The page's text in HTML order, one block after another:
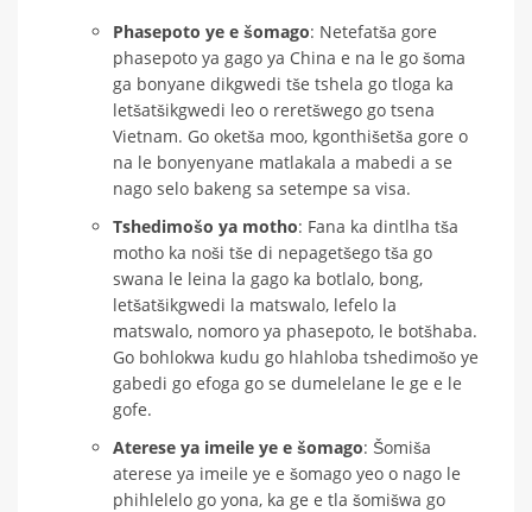
Phasepoto ye e šomago: Netefatša gore
phasepoto ya gago ya China e na le go šoma
ga bonyane dikgwedi tše tshela go tloga ka
letšatšikgwedi leo o reretšwego go tsena
Vietnam. Go oketša moo, kgonthišetša gore o
na le bonyenyane matlakala a mabedi a se
nago selo bakeng sa setempe sa visa.
Tshedimošo ya motho: Fana ka dintlha tša
motho ka noši tše di nepagetšego tša go
swana le leina la gago ka botlalo, bong,
letšatšikgwedi la matswalo, lefelo la
matswalo, nomoro ya phasepoto, le botšhaba.
Go bohlokwa kudu go hlahloba tshedimošo ye
gabedi go efoga go se dumelelane le ge e le
gofe.
Aterese ya imeile ye e šomago: Šomiša
aterese ya imeile ye e šomago yeo o nago le
phihlelelo go yona, ka ge e tla šomišwa go